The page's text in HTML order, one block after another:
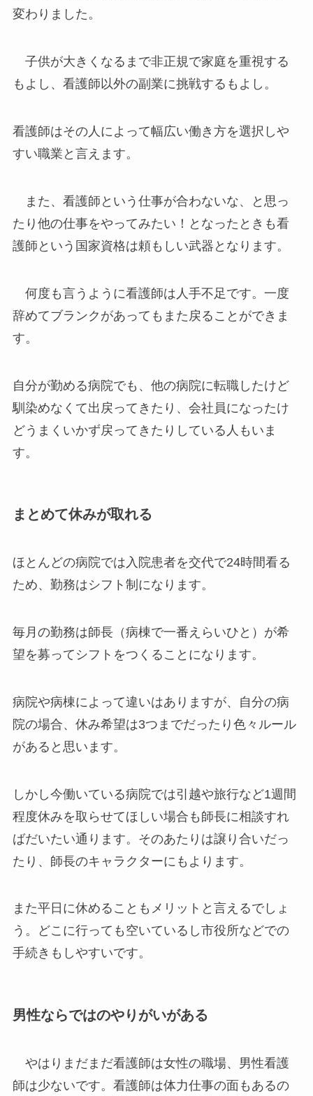
変わりました。
子供が大きくなるまで非正規で家庭を重視する
もよし、看護師以外の副業に挑戦するもよし。
看護師はその人によって幅広い働き方を選択しや
すい職業と言えます。
また、看護師という仕事が合わないな、と思っ
たり他の仕事をやってみたい！となったときも看
護師という国家資格は頼もしい武器となります。
何度も言うように看護師は人手不足です。一度
辞めてブランクがあってもまた戻ることができま
す。
自分が勤める病院でも、他の病院に転職したけど
馴染めなくて出戻ってきたり、会社員になったけ
どうまくいかず戻ってきたりしている人もいま
す。
まとめて休みが取れる
ほとんどの病院では入院患者を交代で24時間看る
ため、勤務はシフト制になります。
毎月の勤務は師長（病棟で一番えらいひと）が希
望を募ってシフトをつくることになります。
病院や病棟によって違いはありますが、自分の病
院の場合、休み希望は3つまでだったり色々ルール
があると思います。
しかし今働いている病院では引越や旅行など1週間
程度休みを取らせてほしい場合も師長に相談すれ
ばだいたい通ります。そのあたりは譲り合いだっ
たり、師長のキャラクターにもよります。
また平日に休めることもメリットと言えるでしょ
う。どこに行っても空いているし市役所などでの
手続きもしやすいです。
男性ならではのやりがいがある
やはりまだまだ看護師は女性の職場、男性看護
師は少ないです。看護師は体力仕事の面もあるの